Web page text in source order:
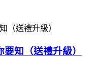
知（送禮升級）